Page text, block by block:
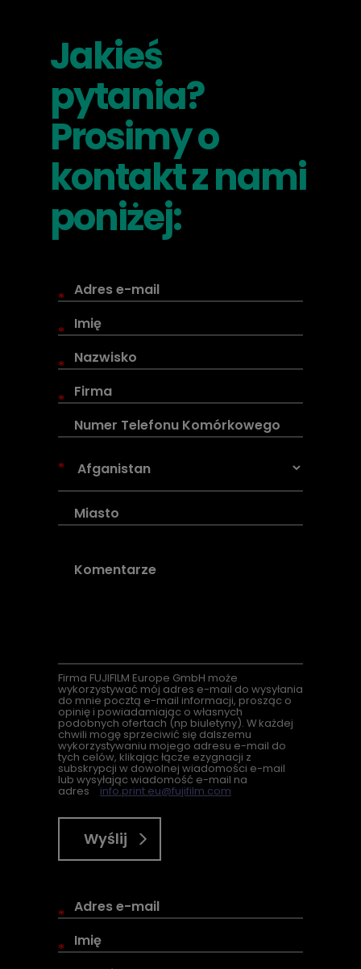
Jakieś
pytania?
Prosimy o
kontakt z nami
poniżej:
*
*
*
*
*
Firma FUJIFILM Europe GmbH może
wykorzystywać mój adres e-mail do wysyłania
do mnie pocztą e-mail informacji, prosząc o
opinię i powiadamiając o własnych
podobnych ofertach (np biuletyny). W każdej
chwili mogę sprzeciwić się dalszemu
wykorzystywaniu mojego adresu e-mail do
tych celów, klikając łącze ezygnacji z
subskrypcji w dowolnej wiadomości e-mail
lub wysyłając wiadomość e-mail na
adres info.print.eu@fujifilm.com
Wyślij
*
*